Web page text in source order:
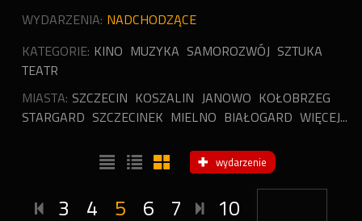
WYDARZENIA: NADCHODZĄCE
KATEGORIE: KINO MUZYKA SAMOROZWÓJ SZTUKA
TEATR
MIASTA: SZCZECIN KOSZALIN JANOWO KOŁOBRZEG
STARGARD SZCZECINEK MIELNO BIAŁOGARD WIĘCEJ...
wydarzenie
3 4 5 6 7 10